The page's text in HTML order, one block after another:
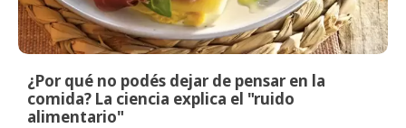
¿Por qué no podés dejar de pensar en la
comida? La ciencia explica el "ruido
alimentario"